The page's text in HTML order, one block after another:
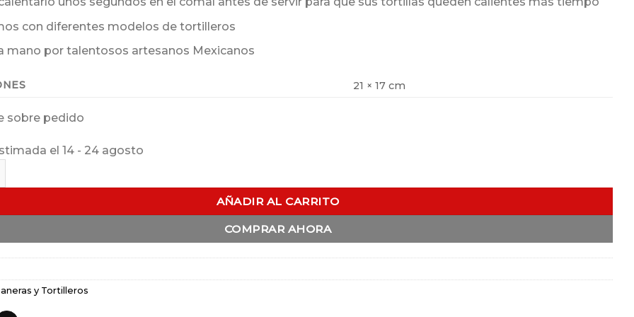
con diferentes modelos de tortilleros
mano por talentosos artesanos Mexicanos
21 × 17 cm
sobre pedido
el 14 - 24 agosto
AÑADIR AL CARRITO
COMPRAR AHORA
y Tortilleros